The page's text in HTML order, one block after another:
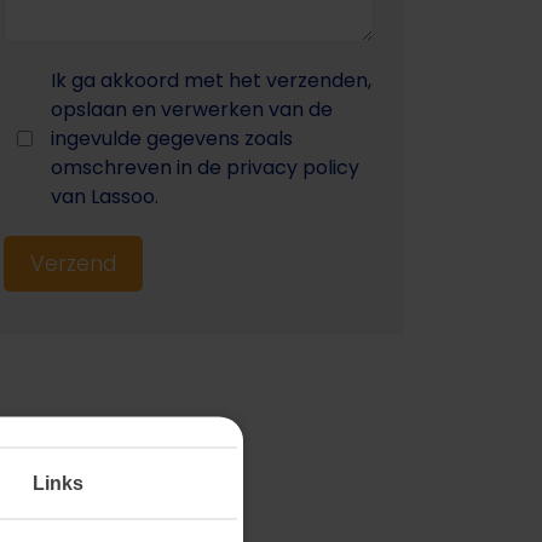
Ik ga akkoord met het verzenden,
opslaan en verwerken van de
ingevulde gegevens zoals
omschreven in de privacy policy
van Lassoo.
Verzend
Links